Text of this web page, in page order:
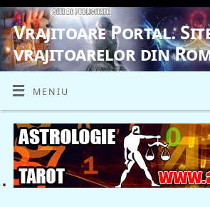
Vrajitoare Portal.
vrajitoarelor din
VRAJITOARE, VRAJITOARELE,
MENIU